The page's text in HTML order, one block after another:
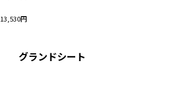
13,530円
グランドシート